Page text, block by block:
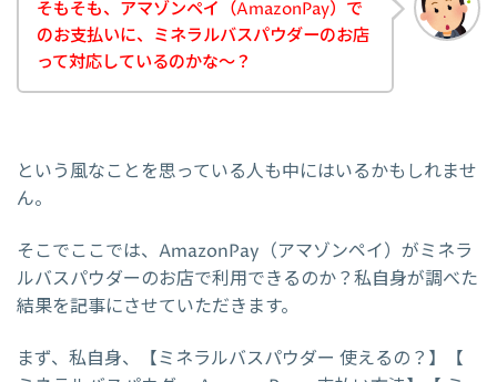
そもそも、アマゾンペイ（AmazonPay）で
のお支払いに、ミネラルバスパウダーのお店
って対応しているのかな～？
という風なことを思っている人も中にはいるかもしれませ
ん。
そこでここでは、AmazonPay（アマゾンペイ）がミネラ
ルバスパウダーのお店で利用できるのか？私自身が調べた
結果を記事にさせていただきます。
まず、私自身、【ミネラルバスパウダー 使えるの？】【